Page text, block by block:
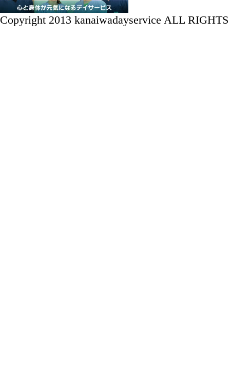
Copyright 2013 kanaiwadayservice ALL